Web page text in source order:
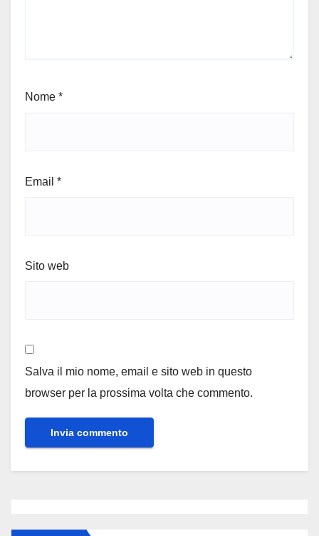
Nome *
Email *
Sito web
Salva il mio nome, email e sito web in questo
browser per la prossima volta che commento.